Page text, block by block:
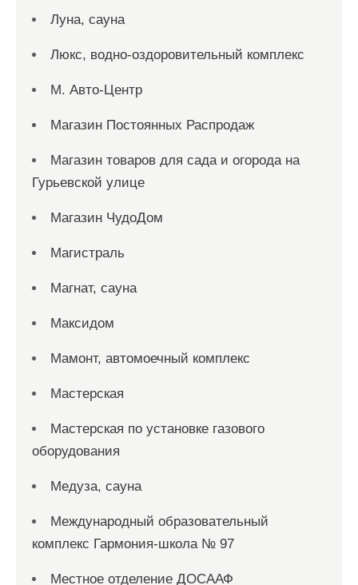
Луна, сауна
Люкс, водно-оздоровительный комплекс
М. Авто-Центр
Магазин Постоянных Распродаж
Магазин товаров для сада и огорода на
Гурьевской улице
Магазин ЧудоДом
Магистраль
Магнат, сауна
Максидом
Мамонт, автомоечный комплекс
Мастерская
Мастерская по установке газового
оборудования
Медуза, сауна
Международный образовательный
комплекс Гармония-школа № 97
Местное отделение ДОСААФ